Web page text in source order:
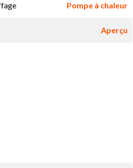
Pompe à chaleur
Aperçu